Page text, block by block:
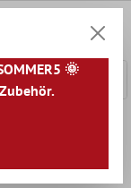
Light
🌞